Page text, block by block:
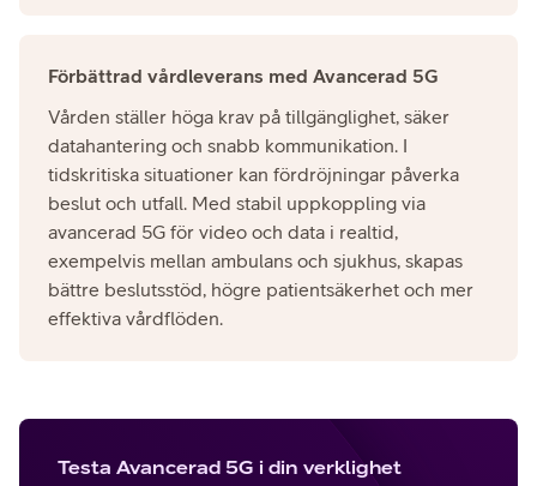
Förbättrad vårdleverans med Avancerad 5G
Vården ställer höga krav på tillgänglighet, säker
datahantering och snabb kommunikation. I
tidskritiska situationer kan fördröjningar påverka
beslut och utfall. Med stabil uppkoppling via
avancerad 5G för video och data i realtid,
exempelvis mellan ambulans och sjukhus, skapas
bättre beslutsstöd, högre patientsäkerhet och mer
effektiva vårdflöden.​
Testa Avancerad 5G i din verklighet​